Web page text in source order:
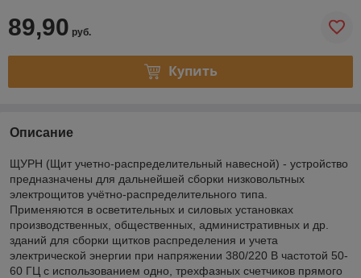
89,90 руб.
Купить
Описание
ЩУРН (Щит учетно-распределительный навесной) - устройство
предназначены для дальнейшей сборки низковольтных
электрощитов учётно-распределительного типа.
Применяются в осветительных и силовых установках
производственных, общественных, административных и др.
зданий для сборки щитков распределения и учета
электрической энергии при напряжении 380/220 В частотой 50-
60 ГЦ с использованием одно, трехфазных счетчиков прямого